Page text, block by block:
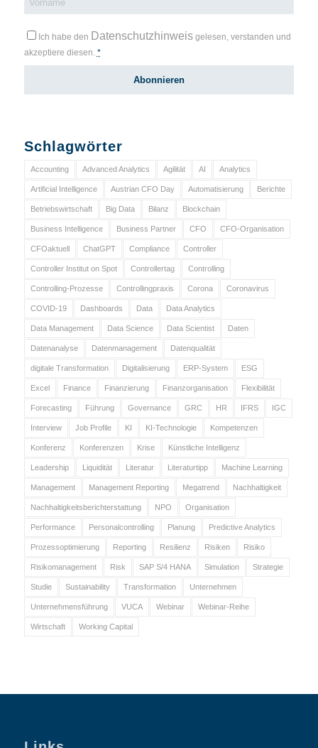
Ich habe den Datenschutzhinweisgelesen, verstanden und
akzeptiere diesen. *
Schlagwörter
Accounting Advanced Analytics Agilität AI Analytics
Artificial Intelligence Austrian CFO Day Automatisierung Berichte
Betriebswirtschaft Big Data Bilanz Blockchain
Business Intelligence Business Partner CFO CFO-Organisation
CFOaktuell ChatGPT Compliance Controller
Controller Institut on Spot Controllertag Controlling
Controlling-Prozesse Controllingpraxis Corona Coronavirus
COVID-19 Dashboards Data Data Analytics
Data Management Data Science Data Scientist Daten
Datenanalyse Datenmanagement Datenqualität
digitale Transformation Digitalisierung ERP-System ESG
Excel Finance Finanzierung Finanzorganisation Flexibilität
Forecasting Führung Governance GRC HR IFRS IGC
Interview Job Profile KI KI-Technologie Kompetenzen
Konferenz Konferenzen Krise Künstliche Intelligenz
Leadership Liquidität Literatur Literaturtipp Machine Learning
Management Management Reporting Megatrend Nachhaltigkeit
Nachhaltigkeitsberichterstattung NPO Organisation
Performance Personalcontrolling Planung Predictive Analytics
Prozessoptimierung Reporting Resilienz Risiken Risiko
Risikomanagement Risk SAP S/4 HANA Simulation Strategie
Studie Sustainability Transformation Unternehmen
Unternehmensführung VUCA Webinar Webinar-Reihe
Wirtschaft Working Capital